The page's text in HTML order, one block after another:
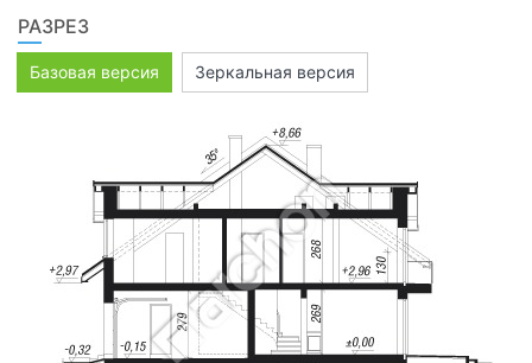
РАЗРЕЗ
Базовая версия Зеркальная версия